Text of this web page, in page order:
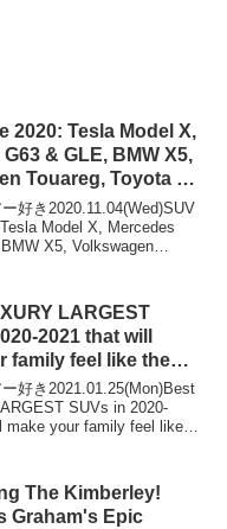
2020: Tesla Model X,
& GLE, BMW X5,
Touareg, Toyota FJ
好き2020.11.04(Wed)SUV
Model X, Mercedes
X5, Volkswagen
LARGEST
2021 that will
family feel like the
好き2021.01.25(Mon)Best
SUVs in 2020-
make your family feel like
The Kimberley!
Graham's Epic